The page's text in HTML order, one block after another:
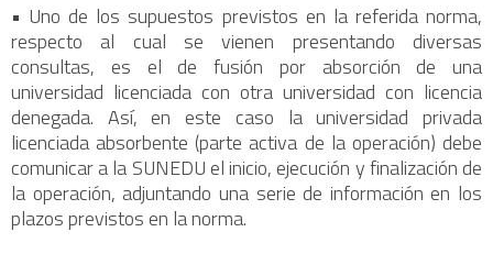
• Uno de los supuestos previstos en la referida norma,
respecto al cual se vienen presentando diversas
consultas, es el de fusión por absorción de una
universidad licenciada con otra universidad con licencia
denegada. Así, en este caso la universidad privada
licenciada absorbente (parte activa de la operación) debe
comunicar a la SUNEDU el inicio, ejecución y finalización de
la operación, adjuntando una serie de información en los
plazos previstos en la norma.